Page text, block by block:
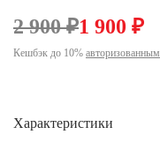
2 900 ₽1 900 ₽
Кешбэк до 10% авторизованным
Характеристики